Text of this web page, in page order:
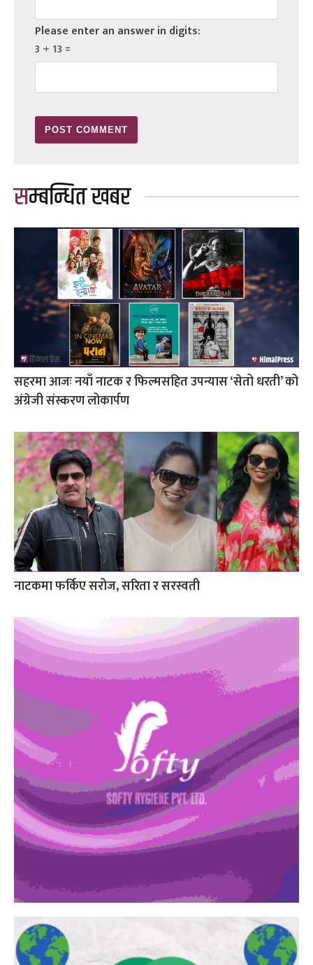
Please enter an answer in digits:
3 + 13 =
सम्बन्धित खबर
सहरमा आजः नयाँ नाटक र फिल्मसहित उपन्यास ‘सेतो धरती’ को
अंग्रेजी संस्करण लोकार्पण
नाटकमा फर्किए सरोज, सरिता र सरस्वती